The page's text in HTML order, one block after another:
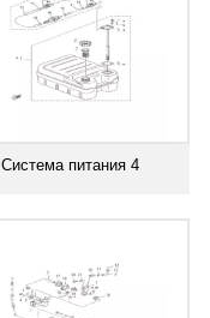
Система питания 4